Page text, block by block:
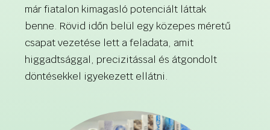
már fiatalon kimagasló potenciált láttak
benne. Rövid időn belül egy közepes méretű
csapat vezetése lett a feladata, amit
higgadtsággal, precizitással és átgondolt
döntésekkel igyekezett ellátni.